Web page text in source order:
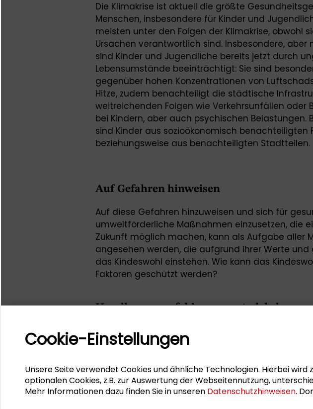
Die Klimakrise ist aktuell die größte
Menschen, insbesondere für Kinder und
meisten unter den Folgen der Klimakrise, obwohl
Ursachen verantwortlich sind. Insbesondere, aber
sind Kinder und Jugendliche bereits jetzt durch
Lebensumstände beeinträchtigt: Sie sind
gegenüber hohen Konzentrationen von
Hitze, zudem benachteiligt die städtische
weitreichenden Folgen wie Verkehrsunfällen oder
bei Kindern, aber auch psychischen Belastungen.
sind Kinder aus sozioökonomisch benachteiligten
beziehungsweise aus benachteiligten Stadtteilen.
Auf Gefahren hinweisen
Auf diese Gefahren hinzuweisen und sich für
umweltförderliche Maßnahmen einzusetzen, die
Zukunft möglich machen, kann als Aufgabe aller
angesehen werden, die aufgrund ihrer Werte und
das Kindeswohl einstehen. Wie kann das
Faktoren geschützt werden?
Handlungsempfehlungen entwickeln
Gemeinsam mit KLUG, der Deutschen Allianz
Gesundheit, hat die Schader-Stiftung herzlich zu
Klimakrise“ eingeladen. Ziel war es, gemeinsam
junger Menschen Handlungsempfehlungen zu
Weiterarbeit zu diesem wichtigen Thema
Cookie-Einstellungen
Unsere Seite verwendet Cookies und ähnliche Technologien. Hierbei
optionalen Cookies, z.B. zur Auswertung der Webseitennutzung,
Mehr Informationen dazu finden Sie in unseren Datenschutzhinweisen.